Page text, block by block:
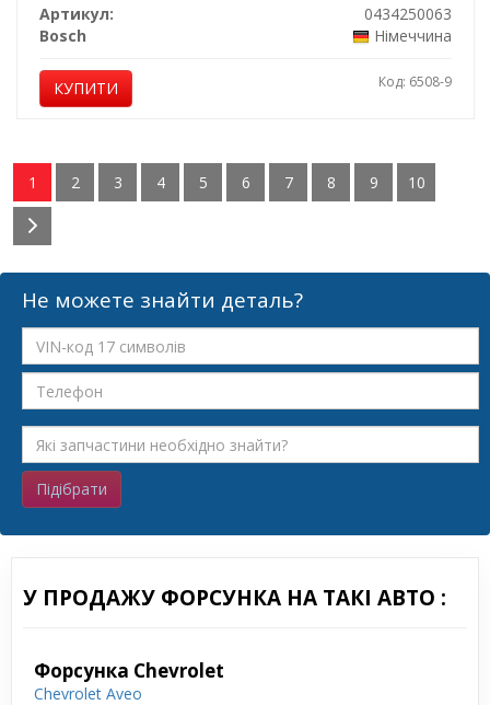
Артикул:
0434250063
Bosch
Німеччина
КУПИТИ Код: 6508-9
1 2 3 4 5 6 7 8 9 10
Не можете знайти деталь?
Підібрати
У ПРОДАЖУ ФОРСУНКА НА ТАКІ АВТО :
Форсунка Chevrolet
Chevrolet Aveo